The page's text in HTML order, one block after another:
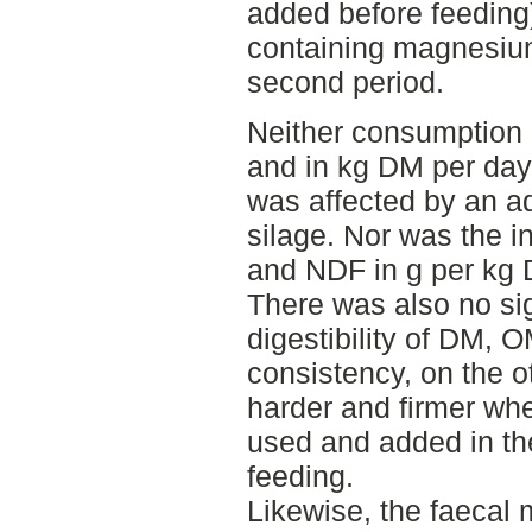
added before
containing
second period.
Neither
and in kg DM per
was affected by an
silage. Nor was the
and NDF in g per kg
There was also no
digestibility of DM,
consistency, on the
harder and firmer
used and added in
feeding.
Likewise, the faecal